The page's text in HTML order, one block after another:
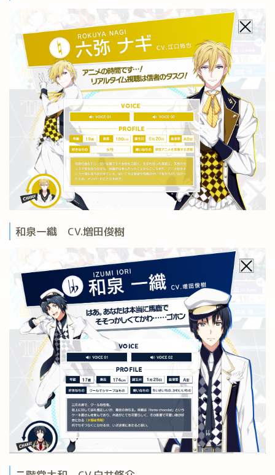
和泉一織 CV.増田俊樹